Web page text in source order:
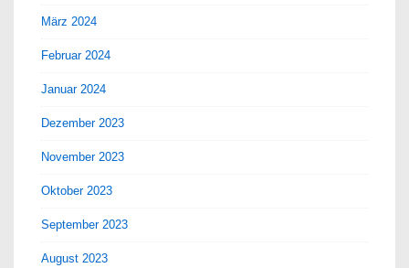
März 2024
Februar 2024
Januar 2024
Dezember 2023
November 2023
Oktober 2023
September 2023
August 2023